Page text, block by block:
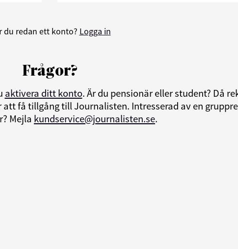
du redan ett konto? Logga in
Frågor?
aktivera ditt konto. Är du pensionär eller student? Då
att få tillgång till Journalisten. Intresserad av en
Mejla kundservice@journalisten.se.